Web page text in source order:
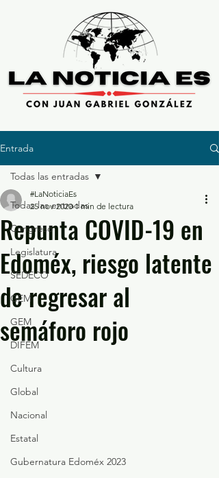
Entrada
Todas las entradas
Congreso
Legislatura
SEDECO
GEM
GEM
DIFEM
Cultura
Global
Nacional
Estatal
Gubernatura Edoméx 2023
Todas las entradas
Repunta COVID-19 en
Edoméx, riesgo latente
de regresar al
semáforo rojo
#LaNoticiaEs
25 nov 2020 1 min de lectura